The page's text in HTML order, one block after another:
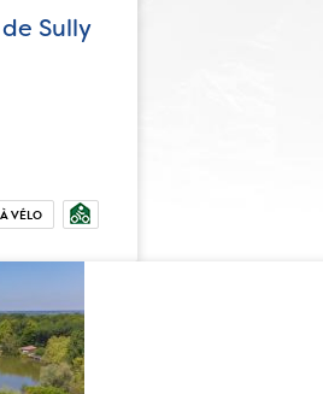
Sully
VÉLO